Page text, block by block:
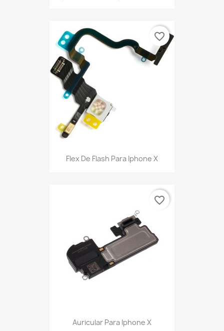
Flex De Flash Para Iphone X
favorite_border
Auricular Para Iphone X
favorite_border